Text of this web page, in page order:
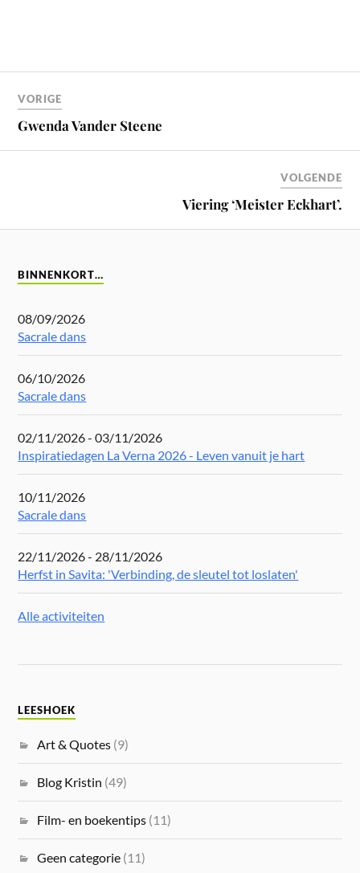
VORIGE
Gwenda Vander Steene
VOLGENDE
Viering ‘Meister Eckhart’.
BINNENKORT…
08/09/2026
Sacrale dans
06/10/2026
Sacrale dans
02/11/2026 - 03/11/2026
Inspiratiedagen La Verna 2026 - Leven vanuit je hart
10/11/2026
Sacrale dans
22/11/2026 - 28/11/2026
Herfst in Savita: 'Verbinding, de sleutel tot loslaten'
Alle activiteiten
LEESHOEK
Art & Quotes (9)
Blog Kristin (49)
Film- en boekentips (11)
Geen categorie (11)